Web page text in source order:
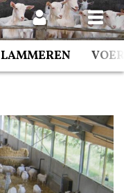
LAMMEREN